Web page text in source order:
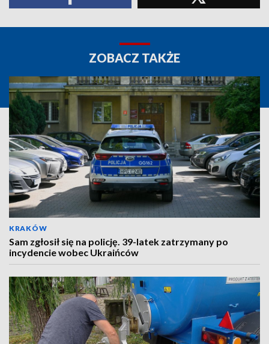
ZOBACZ TAKŻE
KRAKÓW
Sam zgłosił się na policję. 39-latek zatrzymany po
incydencie wobec Ukraińców